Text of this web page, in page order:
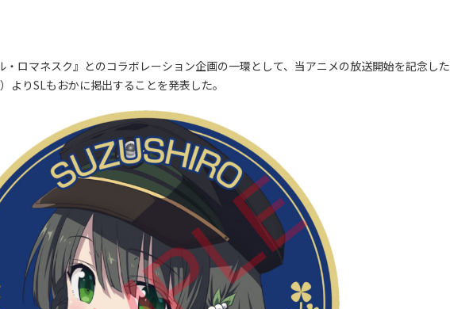
ロマネスク』とのコラボレーション企画の一環として、当アニメの放送開始を記念した
よりSLもおかに掲出することを発表した。